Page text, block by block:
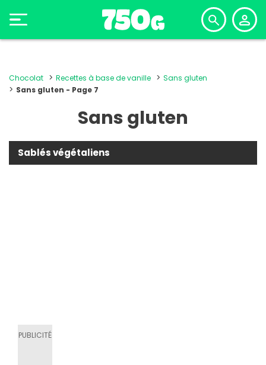
Chocolat Recettes à base de vanille
Sans gluten
Sans gluten - Page 7
Sans gluten
Sablés végétaliens